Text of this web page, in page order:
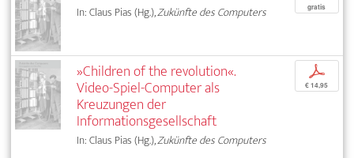
In: Claus Pias (Hg.),Zukünfte des Computers gratis
»Children of the revolution«.
Video-Spiel-Computer als
Kreuzungen der
Informationsgesellschaft
In: Claus Pias (Hg.),Zukünfte des Computers
p
€ 14,95